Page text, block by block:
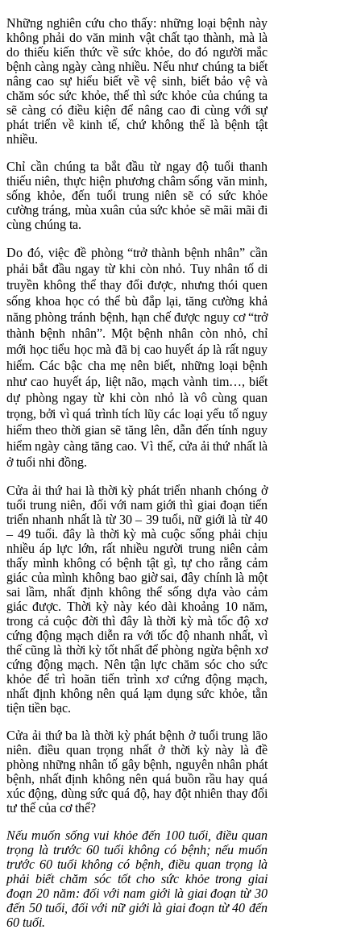
Những nghiên cứu cho thấy: những loại bệnh này
không phải do văn minh vật chất tạo thành, mà là
do thiếu kiến thức về sức khỏe, do đó người mắc
bệnh càng ngày càng nhiều. Nếu như chúng ta biết
nâng cao sự hiểu biết về vệ sinh, biết bảo vệ và
chăm sóc sức khỏe, thế thì sức khỏe của chúng ta
sẽ càng có điều kiện để nâng cao đi cùng với sự
phát triển về kinh tế, chứ không thể là bệnh tật
nhiều.
Chỉ cần chúng ta bắt đầu từ ngay độ tuổi thanh
thiếu niên, thực hiện phương châm sống văn minh,
sống khỏe, đến tuổi trung niên sẽ có sức khỏe
cường tráng, mùa xuân của sức khỏe sẽ mãi mãi đi
cùng chúng ta.
Do đó, việc đề phòng “trở thành bệnh nhân” cần
phải bắt đầu ngay từ khi còn nhỏ. Tuy nhân tố di
truyền không thể thay đổi được, nhưng thói quen
sống khoa học có thể bù đắp lại, tăng cường khả
năng phòng tránh bệnh, hạn chế được nguy cơ “trở
thành bệnh nhân”. Một bệnh nhân còn nhỏ, chỉ
mới học tiểu học mà đã bị cao huyết áp là rất nguy
hiểm. Các bậc cha mẹ nên biết, những loại bệnh
như cao huyết áp, liệt não, mạch vành tim…, biết
dự phòng ngay từ khi còn nhỏ là vô cùng quan
trọng, bởi vì quá trình tích lũy các loại yếu tố nguy
hiểm theo thời gian sẽ tăng lên, dẫn đến tính nguy
hiểm ngày càng tăng cao. Vì thế, cửa ải thứ nhất là
ở tuổi nhi đồng.
Cửa ải thứ hai là thời kỳ phát triển nhanh chóng ở
tuổi trung niên, đối với nam giới thì giai đoạn tiến
triển nhanh nhất là từ 30 – 39 tuổi, nữ giới là từ 40
– 49 tuổi. đây là thời kỳ mà cuộc sống phải chịu
nhiều áp lực lớn, rất nhiều người trung niên cảm
thấy mình không có bệnh tật gì, tự cho rằng cảm
giác của mình không bao giờ sai, đây chính là một
sai lầm, nhất định không thể sống dựa vào cảm
giác được. Thời kỳ này kéo dài khoảng 10 năm,
trong cả cuộc đời thì đây là thời kỳ mà tốc độ xơ
cứng động mạch diễn ra với tốc độ nhanh nhất, vì
thế cũng là thời kỳ tốt nhất để phòng ngừa bệnh xơ
cứng động mạch. Nên tận lực chăm sóc cho sức
khỏe để trì hoãn tiến trình xơ cứng động mạch,
nhất định không nên quá lạm dụng sức khỏe, tằn
tiện tiền bạc.
Cửa ải thứ ba là thời kỳ phát bệnh ở tuổi trung lão
niên. điều quan trọng nhất ở thời kỳ này là đề
phòng những nhân tố gây bệnh, nguyên nhân phát
bệnh, nhất định không nên quá buồn rầu hay quá
xúc động, dùng sức quá độ, hay đột nhiên thay đổi
tư thế của cơ thể?
Nếu muốn sống vui khỏe đến 100 tuổi, điều quan
trọng là trước 60 tuổi không có bệnh; nếu muốn
trước 60 tuổi không có bệnh, điều quan trọng là
phải biết chăm sóc tốt cho sức khỏe trong giai
đoạn 20 năm: đối với nam giới là giai đoạn từ 30
đến 50 tuổi, đối với nữ giới là giai đoạn từ 40 đến
60 tuổi.